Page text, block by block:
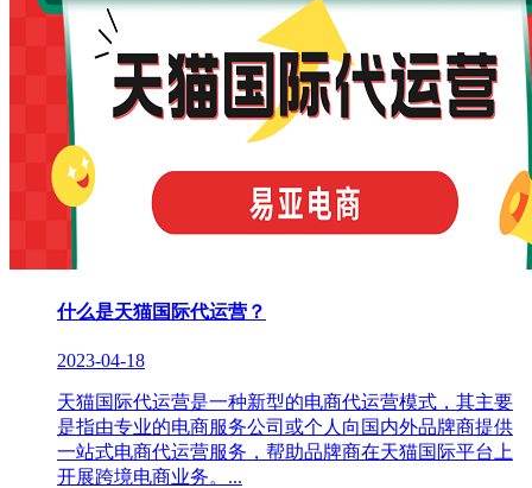
什么是天猫国际代运营？
2023-04-18
天猫国际代运营是一种新型的电商代运营模式，其主要
是指由专业的电商服务公司或个人向国内外品牌商提供
一站式电商代运营服务，帮助品牌商在天猫国际平台上
开展跨境电商业务。...